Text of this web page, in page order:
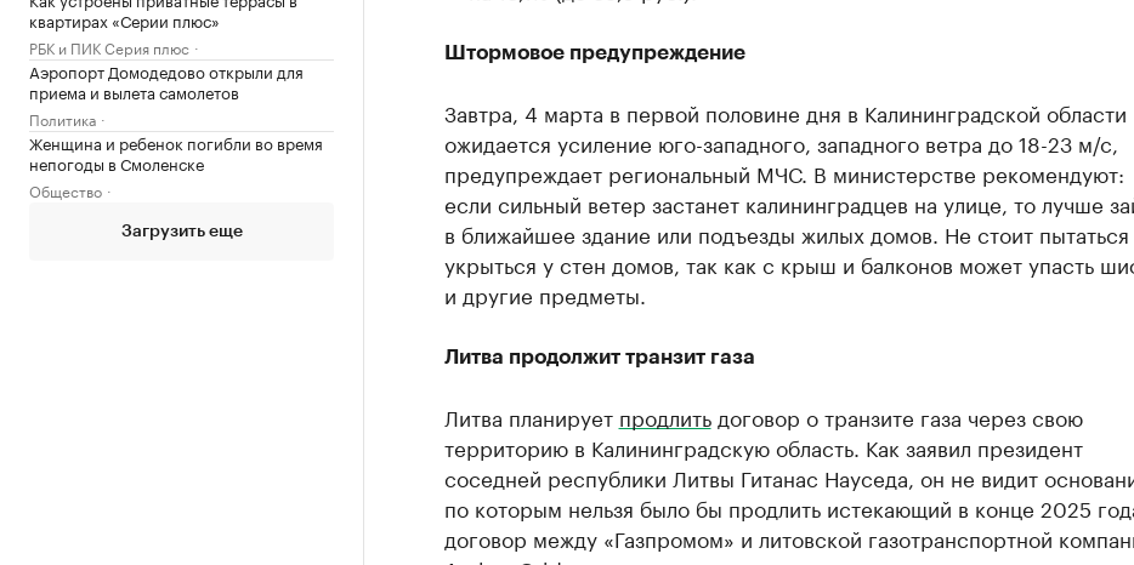
квартирах «Серии плюс»
РБК и ПИК Серия плюс
Аэропорт Домодедово открыли для
приема и вылета самолетов
Политика
Женщина и ребенок погибли во время
непогоды в Смоленске
Общество
Загрузить еще
Штормовое предупреждение
Завтра, 4 марта в первой половине дня в Калининградской области
ожидается усиление юго-западного, западного ветра до 18-23 м/с,
предупреждает региональный МЧС. В министерстве рекомендуют:
если сильный ветер застанет калининградцев на улице, то лучше
в ближайшее здание или подъезды жилых домов. Не стоит пытаться
укрыться у стен домов, так как с крыш и балконов может упасть
и другие предметы.
Литва продолжит транзит газа
Литва планирует продлитьдоговор о транзите газа через свою
территорию в Калининградскую область. Как заявил президент
соседней республики Литвы Гитанас Науседа, он не видит
по которым нельзя было бы продлить истекающий в конце 2025
договор между «Газпромом» и литовской газотранспортной